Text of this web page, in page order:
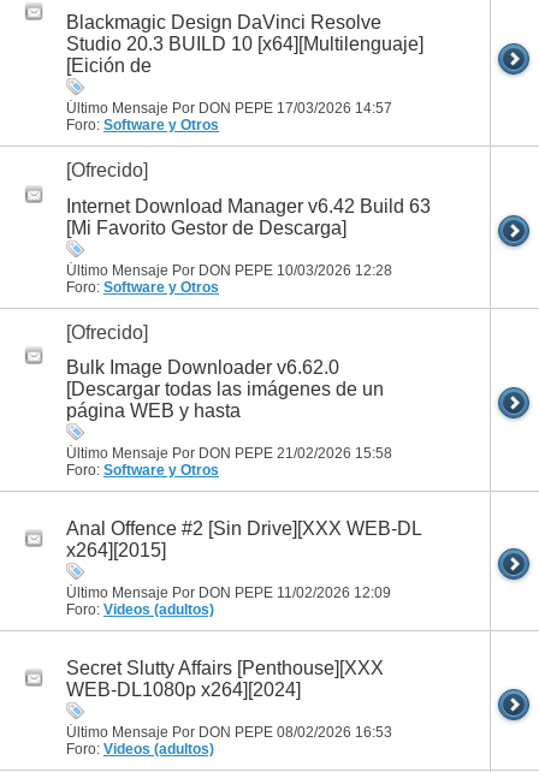
Blackmagic Design DaVinci Resolve
Studio 20.3 BUILD 10 [x64][Multilenguaje]
[Eición de
Último Mensaje Por DON PEPE 17/03/2026 14:57
Foro: Software y Otros
[Ofrecido]
Internet Download Manager v6.42 Build 63
[Mi Favorito Gestor de Descarga]
Último Mensaje Por DON PEPE 10/03/2026 12:28
Foro: Software y Otros
[Ofrecido]
Bulk Image Downloader v6.62.0
[Descargar todas las imágenes de un
página WEB y hasta
Último Mensaje Por DON PEPE 21/02/2026 15:58
Foro: Software y Otros
Anal Offence #2 [Sin Drive][XXX WEB-DL
x264][2015]
Último Mensaje Por DON PEPE 11/02/2026 12:09
Foro: Videos (adultos)
Secret Slutty Affairs [Penthouse][XXX
WEB-DL1080p x264][2024]
Último Mensaje Por DON PEPE 08/02/2026 16:53
Foro: Videos (adultos)